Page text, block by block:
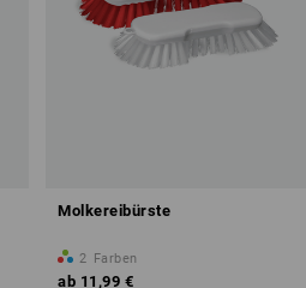
Molkereibürste
2 Farben
ab 11,99 €